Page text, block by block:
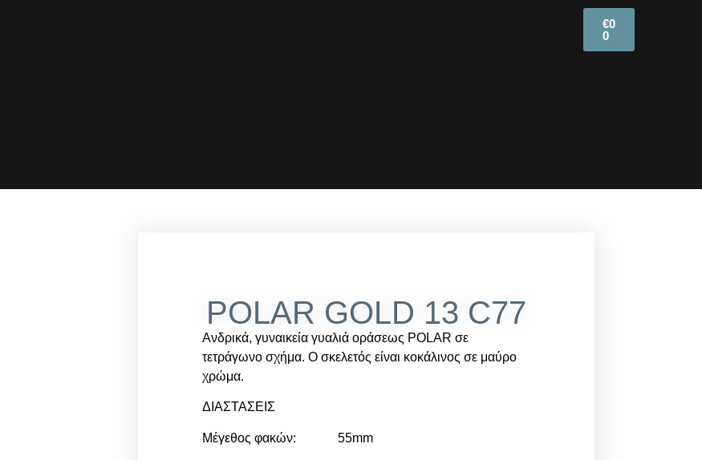
€0
0
POLAR GOLD 13 C77
Ανδρικά, γυναικεία γυαλιά οράσεως POLAR σε
τετράγωνο σχήμα. Ο σκελετός είναι κοκάλινος σε μαύρο
χρώμα.
ΔΙΑΣΤΑΣΕΙΣ
Μέγεθος φακών: 55mm